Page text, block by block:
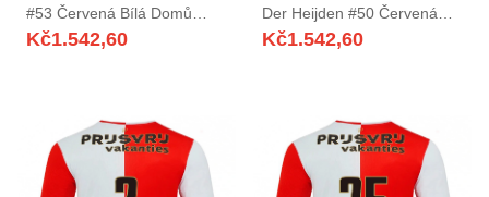
#53 Červená Bílá Domů
Hráčské Dresy 2025/26 Dres
Kč1.542,60
Der Heijden #50 Červená
Bílá Domů Hráčské Dresy
Kč1.542,60